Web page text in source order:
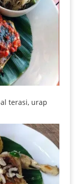
terasi, urap